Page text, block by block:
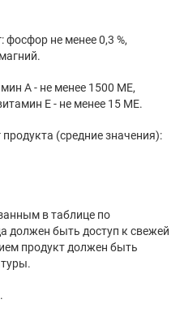
не менее 0,3 %,
А - не менее 1500 МЕ,
Е - не менее 15 МЕ.
(средние значения):
в таблице по
должен быть доступ к свежей
продукт должен быть